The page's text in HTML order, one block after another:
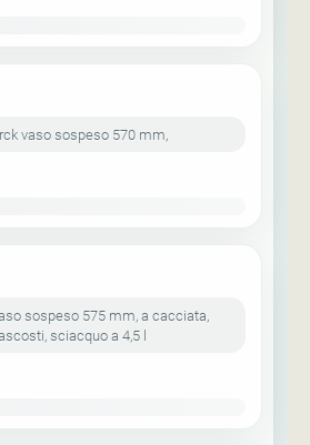
vaso sospeso 570 mm,
sospeso 575 mm, a cacciata,
sciacquo a 4,5 l